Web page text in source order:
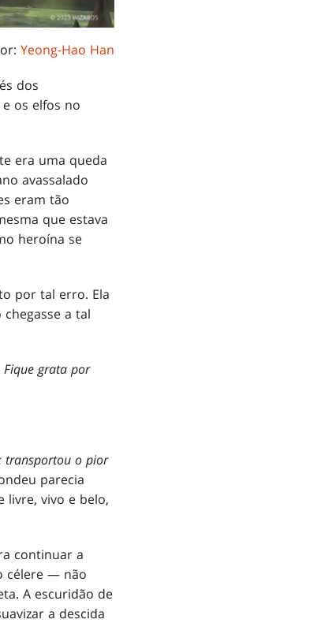
Yeong-Hao Han
dos
os elfos no
era uma queda
avassalado
eram tão
que estava
heroína se
por tal erro. Ela
a tal
grata por
transportou o pior
parecia
livre, vivo e belo,
continuar a
célere — não
A escuridão de
a descida